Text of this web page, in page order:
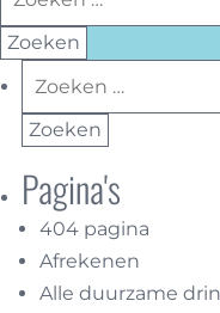
naar:
Zoeken
naar:
Pagina's
404 pagina
Afrekenen
Alle duurzame